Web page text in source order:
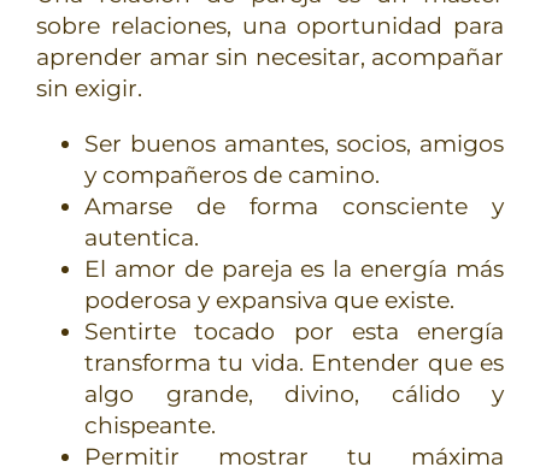
sobre relaciones, una oportunidad para
aprender amar sin necesitar, acompañar
sin exigir.
Ser buenos amantes, socios, amigos
y compañeros de camino.
Amarse de forma consciente y
autentica.
El amor de pareja es la energía más
poderosa y expansiva que existe.
Sentirte tocado por esta energía
transforma tu vida. Entender que es
algo grande, divino, cálido y
chispeante.
Permitir mostrar tu máxima